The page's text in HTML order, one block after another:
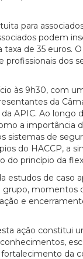
para
podem
de 35 euros.
profissionais dos
às 9h30, com
da
APIC. Ao longo
a importância
sistemas de
do HACCP, a
do princípio da
estudos de caso
grupo, momentos
e
ação constitui
da